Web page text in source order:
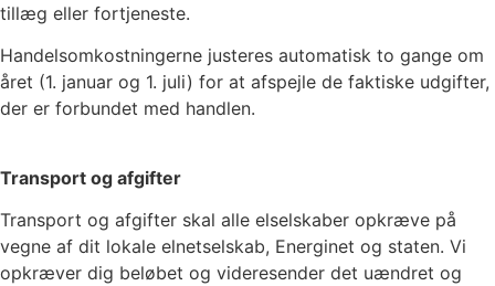
tillæg eller fortjeneste.
Handelsomkostningerne justeres automatisk to gange om
året (1. januar og 1. juli) for at afspejle de faktiske udgifter,
der er forbundet med handlen.
Transport og afgifter
Transport og afgifter skal alle elselskaber opkræve på
vegne af dit lokale elnetselskab, Energinet og staten. Vi
opkræver dig beløbet og videresender det uændret og